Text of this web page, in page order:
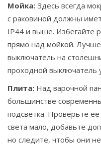
Мойка: Здесь всегда
с раковиной должны
IP44 и выше. Избегайте
прямо над мойкой.
выключатель на
проходной выключатель
Плита: Над варочной
большинстве
подсветка. Проверьте
света мало, добавьте
но следите, чтобы они